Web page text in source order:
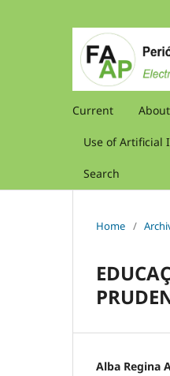
Current
Use of Artificial
Search
Home /
Alba Regina